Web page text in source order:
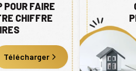
POUR FAIRE
CHIFFRE
Télécharger